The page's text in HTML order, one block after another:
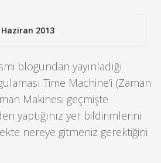
Haziran 2013
blogundan yayınladığı
Time Machine’i (Zaman
Makinesi geçmişte
yaptığınız yer bildirimlerini
nereye gitmeniz gerektiğini